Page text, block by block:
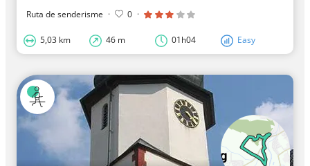
Ruta de senderisme · 0 ·
5,03 km 46 m 01h04 Easy